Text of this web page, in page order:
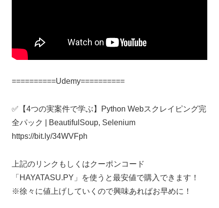
==========Udemy==========
✅【4つの実案件で学ぶ】Python Webスクレイピング完
全パック | BeautifulSoup, Selenium
https://bit.ly/34WVFph
上記のリンクもしくはクーポンコード
「HAYATASU.PY」を使うと最安値で購入できます！
※徐々に値上げしていくので興味あればお早めに！